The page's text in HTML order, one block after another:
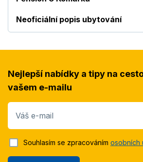
Neoficiální popis ubytování
Nejlepší nabídky a tipy na
vašem e-mailu
Váš e-mail
Souhlasím se zpracováním osobních